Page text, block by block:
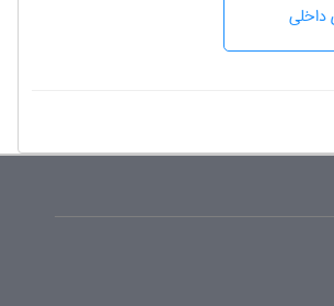
داخلی